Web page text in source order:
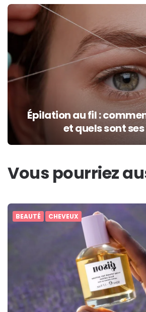
Épilation au fil :
et quels sont
Vous pourriez
BEAUTÉ CHEVEUX